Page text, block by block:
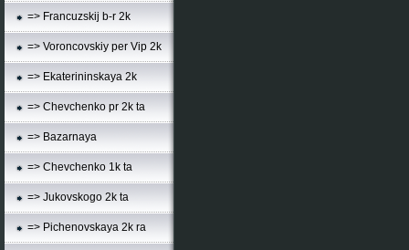
=> Francuzskij b-r 2k
=> Voroncovskiy per Vip 2k
=> Ekaterininskaya 2k
=> Chevchenko pr 2k ta
=> Bazarnaya
=> Chevchenko 1k ta
=> Jukovskogo 2k ta
=> Pichenovskaya 2k ra